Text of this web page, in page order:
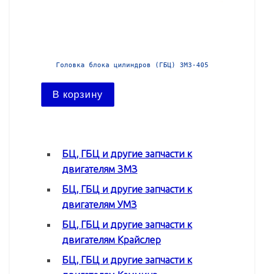
Головка блока цилиндров (ГБЦ) ЗМЗ-405
В корзину
БЦ, ГБЦ и другие запчасти к
двигателям ЗМЗ
БЦ, ГБЦ и другие запчасти к
двигателям УМЗ
БЦ, ГБЦ и другие запчасти к
двигателям Крайслер
БЦ, ГБЦ и другие запчасти к